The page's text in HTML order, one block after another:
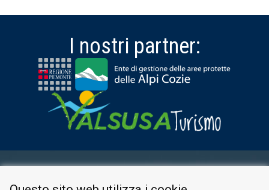
I nostri partner: